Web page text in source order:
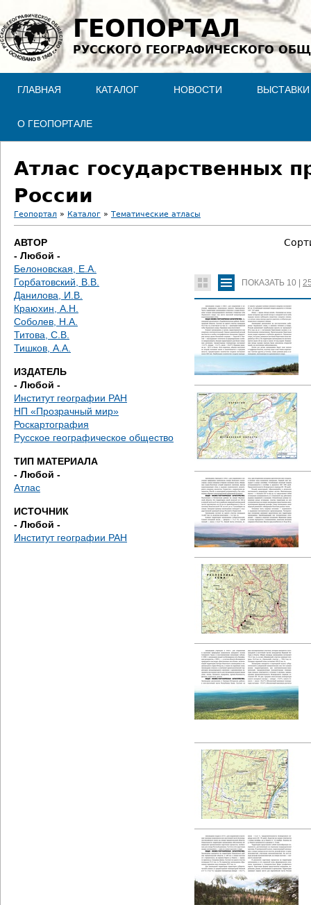
Jump to navigation
ГЕОПОРТАЛ
РУССКОГО ГЕОГРАФИЧЕСКОГО
ГЛАВНАЯ КАТАЛОГ НОВОСТИ ВЫСТАВКИ
О ГЕОПОРТАЛЕ
Атлас государственных
России
В
ы
з
д
е
с
ь
Геопортал » Каталог » Тематические атласы
АВТОР
- Любой -
Белоновская, Е.А.
Горбатовский, В.В.
Данилова, И.В.
Краюхин, А.Н.
Соболев, Н.А.
Титова, С.В.
Тишков, А.А.
ИЗДАТЕЛЬ
- Любой -
Институт географии РАН
НП «Прозрачный мир»
Роскартография
Русское географическое общество
ТИП МАТЕРИАЛА
- Любой -
Атлас
ИСТОЧНИК
- Любой -
Институт географии РАН
ПОКАЗАТЬ 10